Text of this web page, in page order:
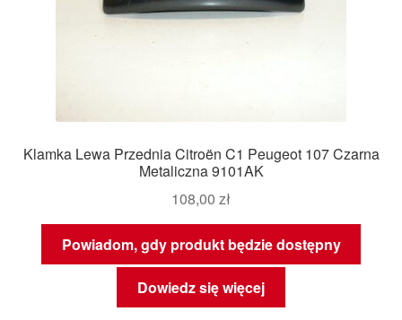
Klamka Lewa Przednia Citroën C1 Peugeot 107 Czarna
Metaliczna 9101AK
108,00 zł
Powiadom, gdy produkt będzie dostępny
Dowiedz się więcej